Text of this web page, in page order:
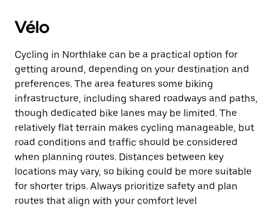
Vélo
Cycling in Northlake can be a practical option for
getting around, depending on your destination and
preferences. The area features some biking
infrastructure, including shared roadways and paths,
though dedicated bike lanes may be limited. The
relatively flat terrain makes cycling manageable, but
road conditions and traffic should be considered
when planning routes. Distances between key
locations may vary, so biking could be more suitable
for shorter trips. Always prioritize safety and plan
routes that align with your comfort level